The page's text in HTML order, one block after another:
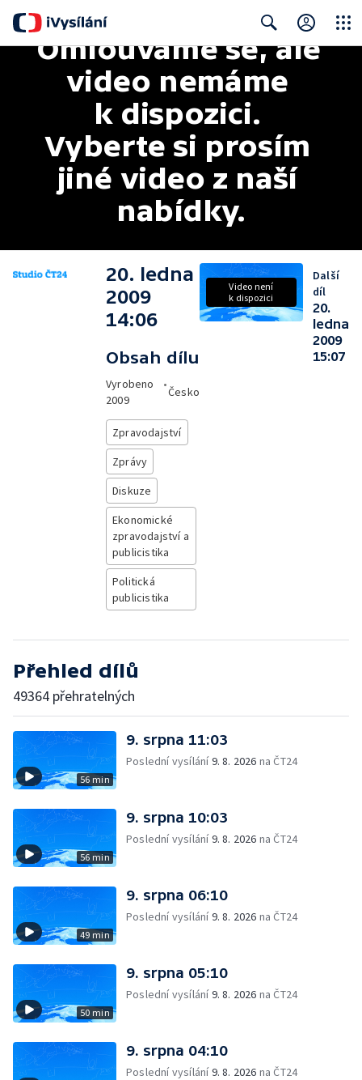
Search
Omlouváme se, ale
video nemáme
k dispozici.
Vyberte si prosím
jiné video z naší
nabídky.
20. ledna
2009
14:06
Obsah dílu
Vyrobeno
2009
•
Česko
Zpravodajství
Zprávy
Diskuze
Ekonomické
zpravodajství a
publicistika
Politická
publicistika
Video není
k dispozici
Další
díl
20.
ledna
2009
15:07
Přehled dílů
49364 přehratelných
56 min
9. srpna 11:03
Poslední vysílání9. 8. 2026 na ČT24
56 min
9. srpna 10:03
Poslední vysílání9. 8. 2026 na ČT24
49 min
9. srpna 06:10
Poslední vysílání9. 8. 2026 na ČT24
50 min
9. srpna 05:10
Poslední vysílání9. 8. 2026 na ČT24
9. srpna 04:10
Poslední vysílání9. 8. 2026 na ČT24